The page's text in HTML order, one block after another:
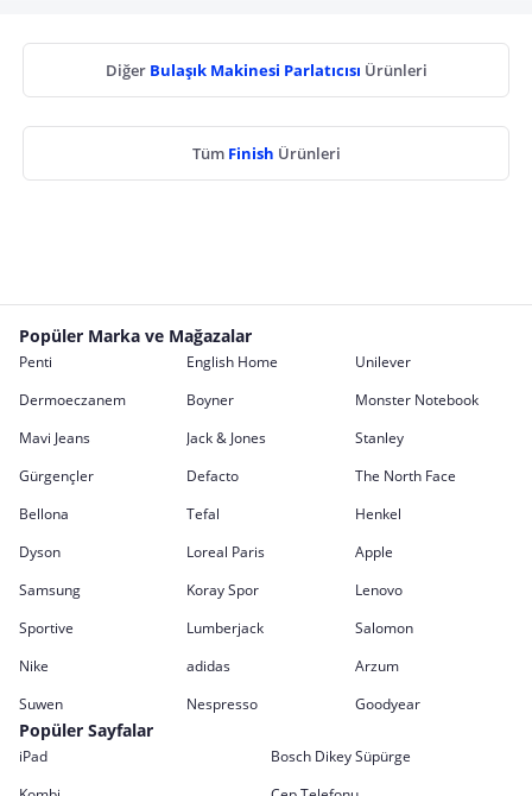
Diğer Bulaşık Makinesi Parlatıcısı Ürünleri
Tüm Finish Ürünleri
Popüler Marka ve Mağazalar
Penti English Home
Unilever
Dermoeczanem
Boyner
Monster Notebook
Mavi Jeans
Jack & Jones
Stanley
Gürgençler
Defacto
The North Face
Bellona
Tefal
Henkel
Dyson
Loreal Paris
Apple
Samsung
Koray Spor
Lenovo
Sportive
Lumberjack
Salomon
Nike
adidas
Arzum
Suwen
Nespresso Goodyear
Popüler Sayfalar
iPad
Bosch Dikey Süpürge